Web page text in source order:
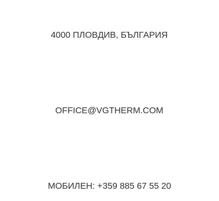
4000 ПЛОВДИВ, БЪЛГАРИЯ
OFFICE@VGTHERM.COM
МОБИЛЕН: +359 885 67 55 20